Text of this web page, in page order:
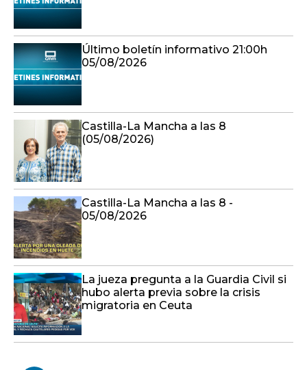
Último boletín informativo 21:00h
05/08/2026
Castilla-La Mancha a las 8
(05/08/2026)
Castilla-La Mancha a las 8 -
05/08/2026
La jueza pregunta a la Guardia Civil si
hubo alerta previa sobre la crisis
migratoria en Ceuta